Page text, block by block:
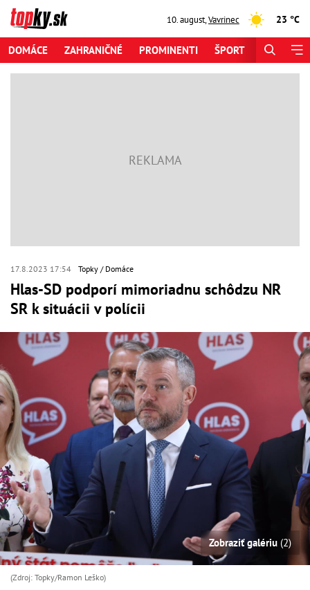
10. august,Vavrinec 23 °C
DOMÁCE ZAHRANIČNÉ PROMINENTI ŠPORT
17.8.2023 17:54 Topky Domáce
Hlas-SD podporí mimoriadnu schôdzu NR
SR k situácii v polícii
Zobraziť galériu (2)
(Zdroj: Topky/Ramon Leško)